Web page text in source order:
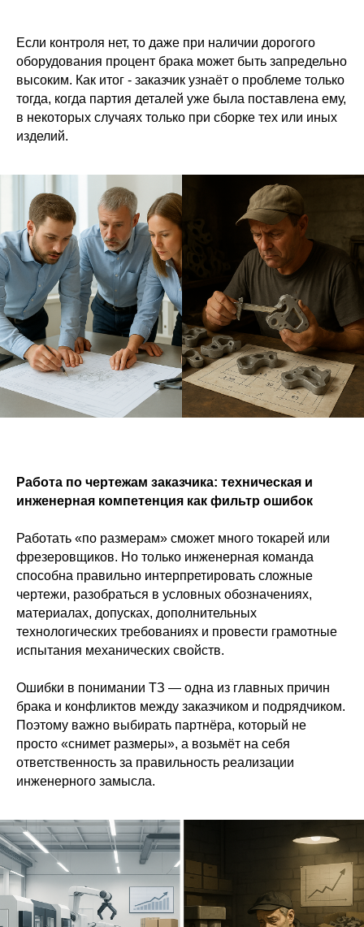
Если контроля нет, то даже при наличии дорогого
оборудования процент брака может быть запредельно
высоким. Как итог - заказчик узнаёт о проблеме только
тогда, когда партия деталей уже была поставлена ему,
в некоторых случаях только при сборке тех или иных
изделий.
Работа по чертежам заказчика: техническая и
инженерная компетенция как фильтр ошибок
Работать «по размерам» сможет много токарей или
фрезеровщиков. Но только инженерная команда
способна правильно интерпретировать сложные
чертежи, разобраться в условных обозначениях,
материалах, допусках, дополнительных
технологических требованиях и провести грамотные
испытания механических свойств.
Ошибки в понимании ТЗ — одна из главных причин
брака и конфликтов между заказчиком и подрядчиком.
Поэтому важно выбирать партнёра, который не
просто «снимет размеры», а возьмёт на себя
ответственность за правильность реализации
инженерного замысла.
Металлообработка в Москве и МО
Время работы офиса:
с 09:00 до 18:00
Время работы производства:
круглосуточно